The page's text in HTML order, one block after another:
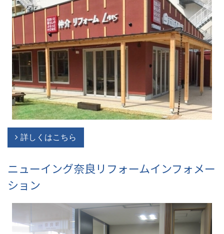
詳しくはこちら
ニューイング奈良リフォームインフォメー
ション